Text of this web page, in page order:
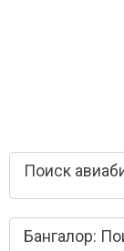
Поиск
Бангалор: